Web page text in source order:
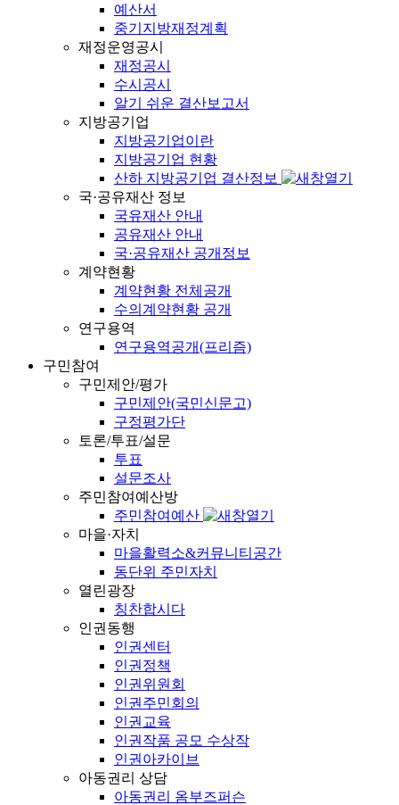
예산서
중기지방재정계획
재정운영공시
재정공시
수시공시
알기 쉬운 결산보고서
지방공기업
지방공기업이란
지방공기업 현황
산하 지방공기업 결산정보
국·공유재산 정보
국유재산 안내
공유재산 안내
국·공유재산 공개정보
계약현황
계약현황 전체공개
수의계약현황 공개
연구용역
연구용역공개(프리즘)
구민참여
구민제안/평가
구민제안(국민신문고)
구정평가단
토론/투표/설문
투표
설문조사
주민참여예산방
주민참여예산
마을·자치
마을활력소&커뮤니티공간
동단위 주민자치
열린광장
칭찬합시다
인권동행
인권센터
인권정책
인권위원회
인권주민회의
인권교육
인권작품 공모 수상작
인권아카이브
아동권리 상담
아동권리 옴부즈퍼슨